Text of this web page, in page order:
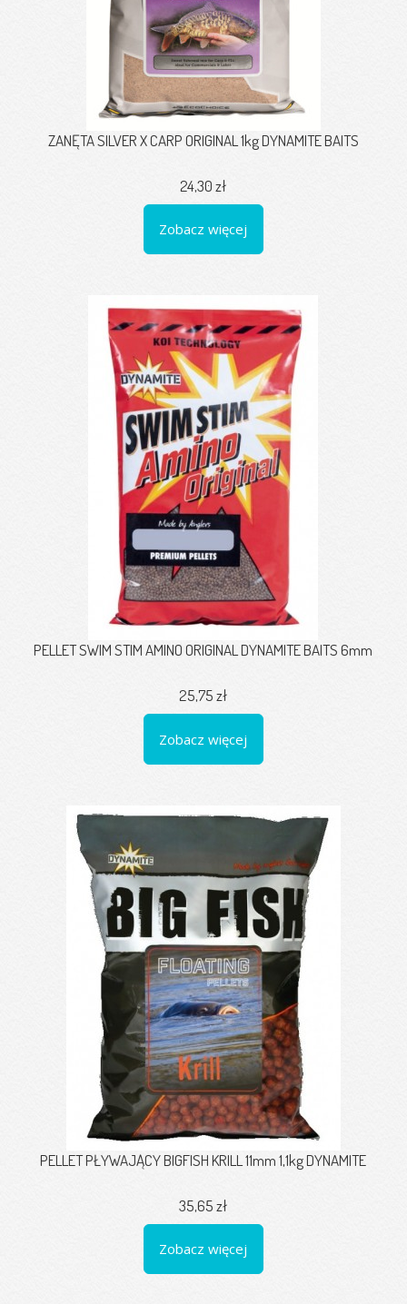
ZANĘTA SILVER X CARP ORIGINAL 1kg DYNAMITE BAITS
24,30 zł
Zobacz więcej
PELLET SWIM STIM AMINO ORIGINAL DYNAMITE BAITS 6mm
25,75 zł
Zobacz więcej
PELLET PŁYWAJĄCY BIGFISH KRILL 11mm 1,1kg DYNAMITE
35,65 zł
Zobacz więcej